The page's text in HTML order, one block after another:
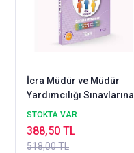
İcra Müdür ve Müdür
Yardımcılığı Sınavlarına
Hazırlık TAKİP Süreler ve
STOKTA VAR
518,00 TL
388,50 TL